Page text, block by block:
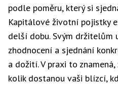
podle poměru, který si
Kapitálové životní pojistky
delší dobu. Svým držitelům
zhodnocení a sjednání
a dožití. V praxi to
kolik dostanou vaši blízcí,